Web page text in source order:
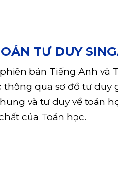
TƯ DUY
bản Tiếng Anh và
thông qua sơ đồ tư duy
và tư duy về toán
của Toán học.